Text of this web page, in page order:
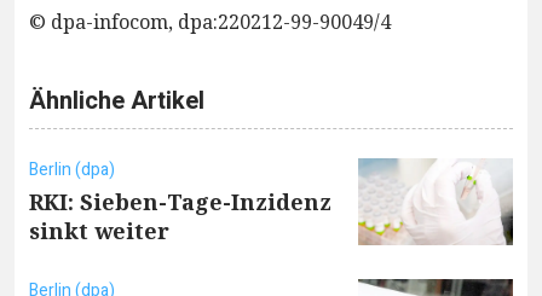
© dpa-infocom, dpa:220212-99-90049/4
Ähnliche Artikel
Berlin (dpa)
RKI: Sieben-Tage-Inzidenz
sinkt weiter
Berlin (dpa)